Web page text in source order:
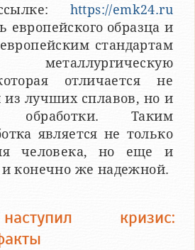
https://emk24.ru
европейского образца и
стандартам
отличается не
из лучших сплавов, но и
обработки. Таким
является не только
человека, но еще и
и конечно же надежной.
кризис: